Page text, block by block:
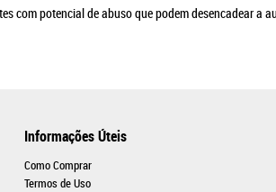
com potencial de abuso que podem desencadear a
Informações Úteis
Como Comprar
Termos de Uso